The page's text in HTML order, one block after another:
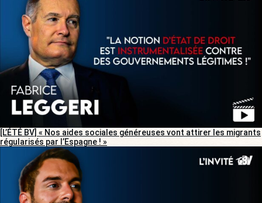
[L’ÉTÉ BV] « Nos aides sociales généreuses vont attirer les migrants
régularisés par l’Espagne ! »